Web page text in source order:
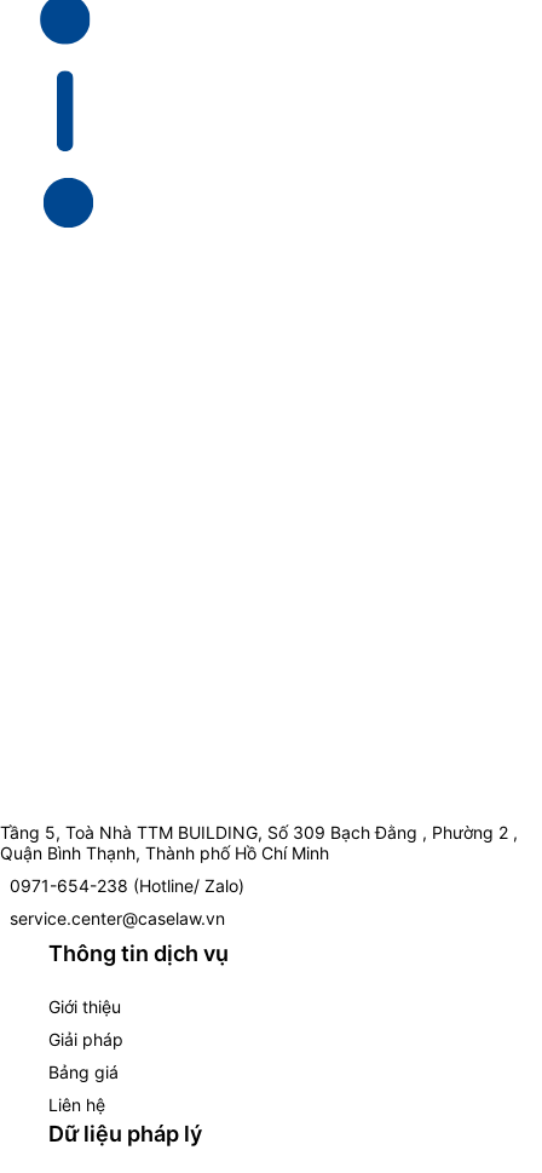
Tầng 5, Toà Nhà TTM BUILDING, Số 309 Bạch Đằng , Phường 2 ,
Quận Bình Thạnh, Thành phố Hồ Chí Minh
0971-654-238 (Hotline/ Zalo)
service.center@caselaw.vn
Thông tin dịch vụ
Giới thiệu
Giải pháp
Bảng giá
Liên hệ
Dữ liệu pháp lý